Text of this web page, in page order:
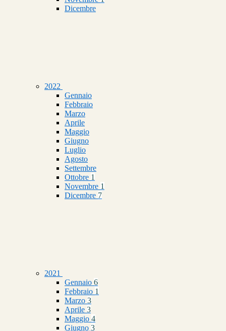
Dicembre
2022
Gennaio
Febbraio
Marzo
Aprile
Maggio
Giugno
Luglio
Agosto
Settembre
Ottobre 1
Novembre 1
Dicembre 7
2021
Gennaio 6
Febbraio 1
Marzo 3
Aprile 3
Maggio 4
Giugno 3